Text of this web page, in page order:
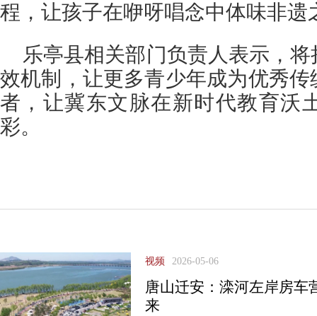
程，让孩子在咿呀唱念中体味非遗
乐亭县相关部门负责人表示，
效机制，让更多青少年成为优秀
者，让冀东文脉在新时代教育沃
彩。
视频 2026-05-06
唐山迁安：滦河左岸房车
来